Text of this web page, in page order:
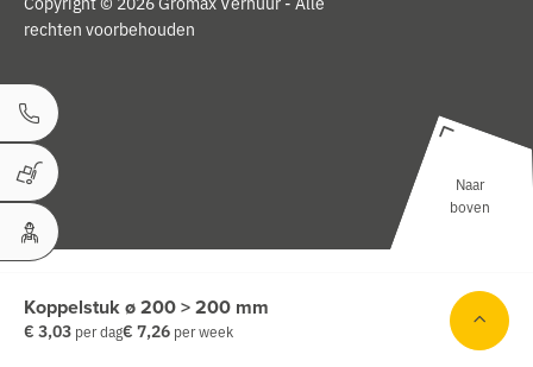
Bel ons
Winkelwagen
Uw Account
Koppelstuk ø 200 > 200 mm
€ 3,03 per dag€ 7,26 per week
rechten voorbehouden
Naar
boven